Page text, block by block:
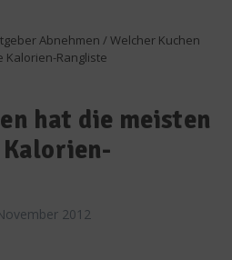
Abnehmen / Welcher Kuchen
Kalorien-Rangliste
hat die meisten
2012